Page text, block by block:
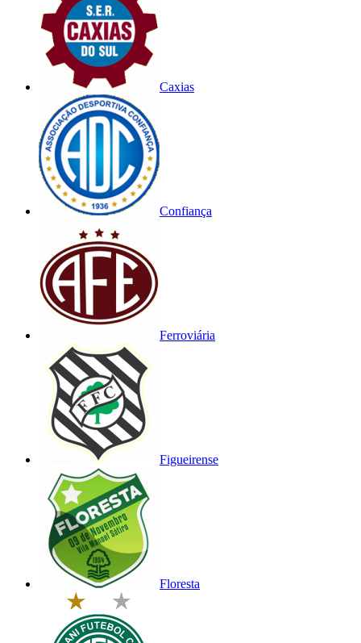
Caxias
Confiança
Ferroviária
Figueirense
Floresta